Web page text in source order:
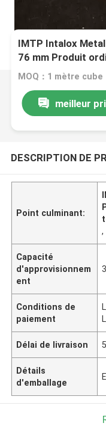
IMTP Intalox
76 mm Produit
MOQ：1 mètre cube
meilleur
DESCRIPTION DE
Point culminant:
,
Capacité
d'approvisionnem
ent
Conditions de
paiement
Délai de livraison
Détails
d'emballage